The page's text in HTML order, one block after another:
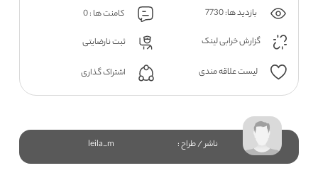
بازدید ها: 7730
کامنت ها : 0
گزارش خرابی لینک
ثبت نارضایتی
لیست علاقه مندی اشتراک گذاری
ناشر / طراح : leila_m